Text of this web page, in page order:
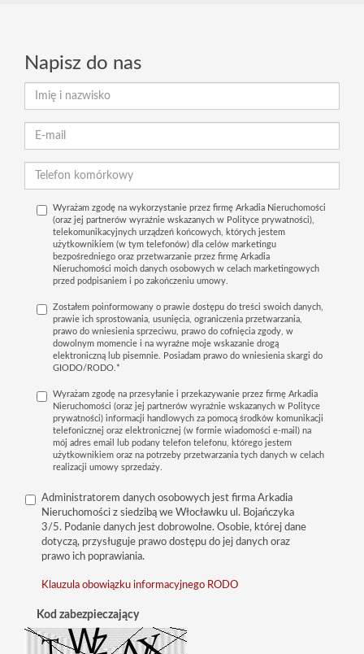
Napisz do nas
Wyrażam zgodę na wykorzystanie przez firmę Arkadia Nieruchomości
(oraz jej partnerów wyraźnie wskazanych w Polityce prywatności),
telekomunikacyjnych urządzeń końcowych, których jestem
użytkownikiem (w tym telefonów) dla celów marketingu
bezpośredniego oraz przetwarzanie przez firmę Arkadia
Nieruchomości moich danych osobowych w celach marketingowych
przed podpisaniem i po zakończeniu umowy.
Zostałem poinformowany o prawie dostępu do treści swoich danych,
prawie ich sprostowania, usunięcia, ograniczenia przetwarzania,
prawo do wniesienia sprzeciwu, prawo do cofnięcia zgody, w
dowolnym momencie i na wyraźne moje wskazanie drogą
elektroniczną lub pisemnie. Posiadam prawo do wniesienia skargi do
GIODO/RODO.*
Wyrażam zgodę na przesyłanie i przekazywanie przez firmę Arkadia
Nieruchomości (oraz jej partnerów wyraźnie wskazanych w Polityce
prywatności) informacji handlowych za pomocą środków komunikacji
telefonicznej oraz elektronicznej (w formie wiadomości e-mail) na
mój adres email lub podany telefon telefonu, którego jestem
użytkownikiem oraz na potrzeby przetwarzania tych danych w celach
realizacji umowy sprzedaży.
Administratorem danych osobowych jest firma Arkadia
Nieruchomości z siedzibą we Włocławku ul. Bojańczyka
3/5. Podanie danych jest dobrowolne. Osobie, której dane
dotyczą, przysługuje prawo dostępu do jej danych oraz
prawo ich poprawiania.
Klauzula obowiązku informacyjnego RODO
Kod zabezpieczający